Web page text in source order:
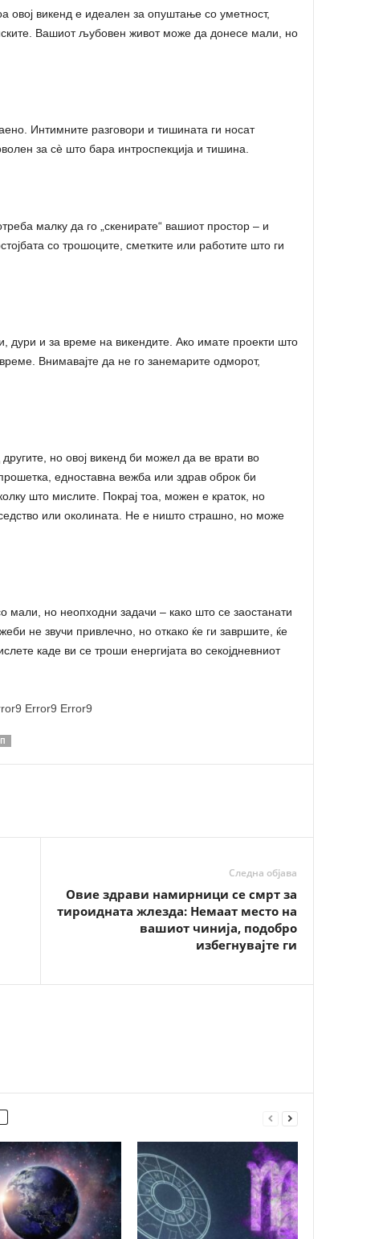
овој викенд е идеален за опуштање со уметност,
Вашиот љубовен живот може да донесе мали, но
Интимните разговори и тишината ги носат
за сè што бара интроспекција и тишина.
малку да го „скенирате“ вашиот простор – и
со трошоците, сметките или работите што ги
дури и за време на викендите. Ако имате проекти што
Внимавајте да не го занемарите одморот,
но овој викенд би можел да ве врати во
едноставна вежба или здрав оброк би
што мислите. Покрај тоа, можен е краток, но
или околината. Не е ништо страшно, но може
мали, но неопходни задачи – како што се заостанати
не звучи привлечно, но откако ќе ги завршите, ќе
каде ви се троши енергијата во секојдневниот
Error9 Error9
Следна објава
Овие здрави намирници се смрт за
тироидната жлезда: Немаат место на
вашиот чинија, подобро
избегнувајте ги